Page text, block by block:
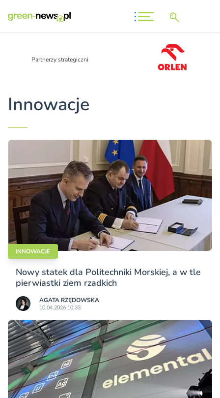
Partnerzy strategiczni
Innowacje
INNOWACJE
Nowy statek dla Politechniki Morskiej, a w tle
pierwiastki ziem rzadkich
AGATA RZĘDOWSKA
10.04.2026 10:33